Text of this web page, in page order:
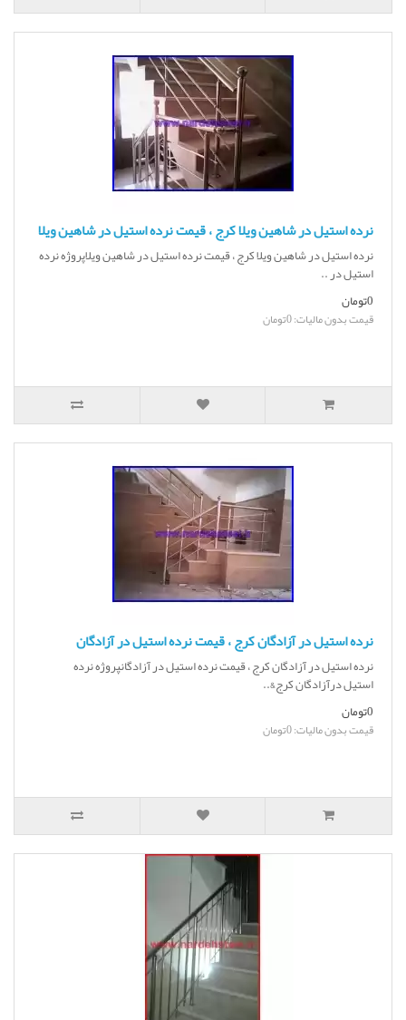
نرده استیل در شاهین ویلا کرج ، قیمت نرده استیل در شاهین ویلا
نرده استیل در شاهین ویلا کرج ، قیمت نرده استیل در شاهین ویلاپروژه نرده
استیل در ..
0تومان
قیمت بدون مالیات: 0تومان
نرده استیل در آزادگان کرج ، قیمت نرده استیل در آزادگان
نرده استیل در آزادگان کرج ، قیمت نرده استیل در آزادگانپروژه نرده
استیل درآزادگان کرج&..
0تومان
قیمت بدون مالیات: 0تومان